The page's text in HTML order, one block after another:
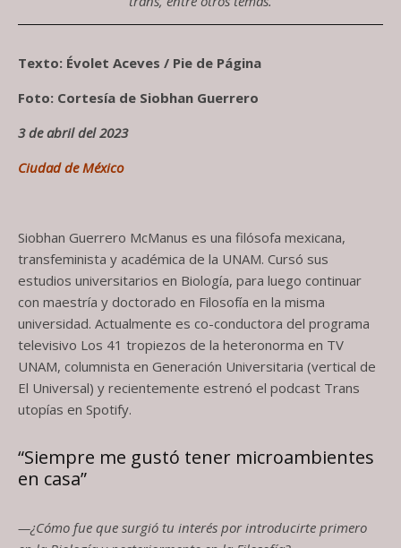
Texto: Évolet Aceves / Pie de Página
Foto: Cortesía de Siobhan Guerrero
3 de abril del 2023
Ciudad de México
Siobhan Guerrero McManus es una filósofa mexicana,
transfeminista y académica de la UNAM. Cursó sus
estudios universitarios en Biología, para luego continuar
con maestría y doctorado en Filosofía en la misma
universidad. Actualmente es co-conductora del programa
televisivo Los 41 tropiezos de la heteronorma en TV
UNAM, columnista en Generación Universitaria (vertical de
El Universal) y recientemente estrenó el podcast Trans
utopías en Spotify.
“Siempre me gustó tener microambientes
en casa”
—¿Cómo fue que surgió tu interés por introducirte primero